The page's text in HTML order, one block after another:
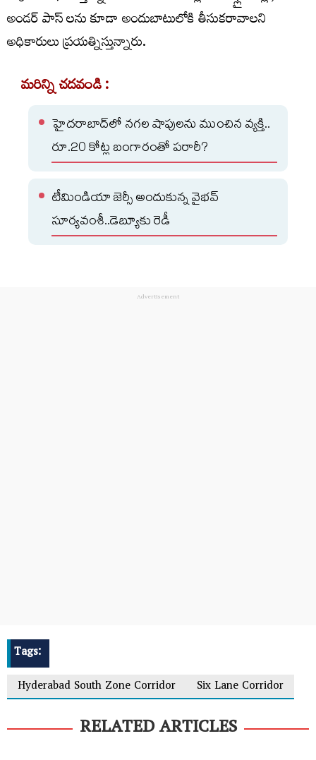
అండర్ పాస్ లను కూడా అందుబాటులోకి తీసుకరావాలని
అధికారులు ప్రయత్నిస్తున్నారు.
మరిన్ని చదవండి :
హైదరాబాద్‌లో నగల షాపులను ముంచిన వ్యక్తి..
రూ.20 కోట్ల బంగారంతో పరారీ?
టీమిండియా జెర్సీ అందుకున్న వైభవ్
సూర్యవంశీ..డెబ్యూకు రెడీ
Tags:
Hyderabad South Zone Corridor
Six Lane Corridor
RELATED ARTICLES